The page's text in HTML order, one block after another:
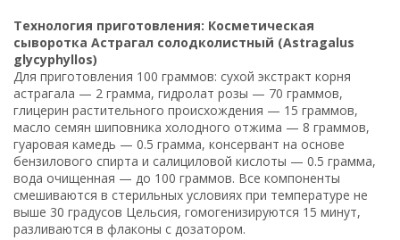
Технология приготовления: Косметическая
сыворотка Астрагал солодколистный (Astragalus
glycyphyllos)
Для приготовления 100 граммов: сухой экстракт корня
астрагала — 2 грамма, гидролат розы — 70 граммов,
глицерин растительного происхождения — 15 граммов,
масло семян шиповника холодного отжима — 8 граммов,
гуаровая камедь — 0.5 грамма, консервант на основе
бензилового спирта и салициловой кислоты — 0.5 грамма,
вода очищенная — до 100 граммов. Все компоненты
смешиваются в стерильных условиях при температуре не
выше 30 градусов Цельсия, гомогенизируются 15 минут,
разливаются в флаконы с дозатором.